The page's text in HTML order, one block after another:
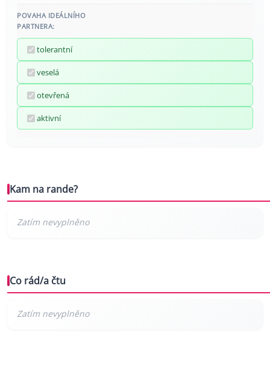
POVAHA IDEÁLNÍHO
PARTNERA:
tolerantní
veselá
otevřená
aktivní
Kam na rande?
Co rád/a čtu